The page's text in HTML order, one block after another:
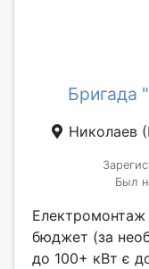
Бригада
Николаев
Был
Електромонтаж
бюджет (за
до 100+ кВт є